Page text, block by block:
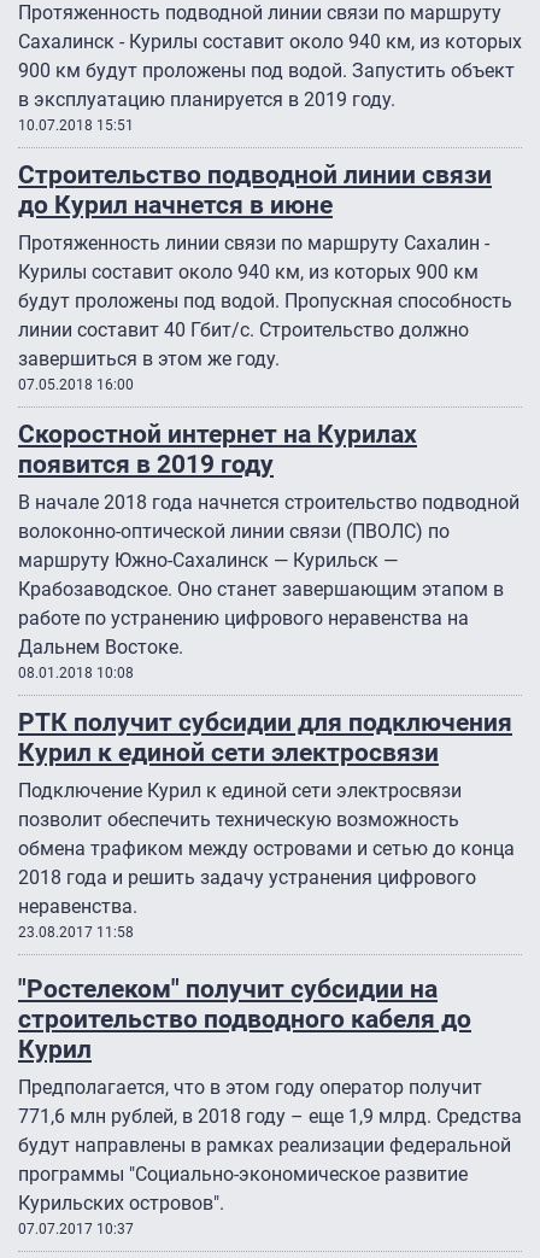
Протяженность подводной линии связи по маршруту
Сахалинск - Курилы составит около 940 км, из которых
900 км будут проложены под водой. Запустить объект
в эксплуатацию планируется в 2019 году.
10.07.2018 15:51
Строительство подводной линии связи
до Курил начнется в июне
Протяженность линии связи по маршруту Сахалин -
Курилы составит около 940 км, из которых 900 км
будут проложены под водой. Пропускная способность
линии составит 40 Гбит/с. Строительство должно
завершиться в этом же году.
07.05.2018 16:00
Скоростной интернет на Курилах
появится в 2019 году
В начале 2018 года начнется строительство подводной
волоконно-оптической линии связи (ПВОЛС) по
маршруту Южно-Сахалинск — Курильск —
Крабозаводское. Оно станет завершающим этапом в
работе по устранению цифрового неравенства на
Дальнем Востоке.
08.01.2018 10:08
РТК получит субсидии для подключения
Курил к единой сети электросвязи
Подключение Курил к единой сети электросвязи
позволит обеспечить техническую возможность
обмена трафиком между островами и сетью до конца
2018 года и решить задачу устранения цифрового
неравенства.
23.08.2017 11:58
"Ростелеком" получит субсидии на
строительство подводного кабеля до
Курил
Предполагается, что в этом году оператор получит
771,6 млн рублей, в 2018 году – еще 1,9 млрд. Средства
будут направлены в рамках реализации федеральной
программы "Социально-экономическое развитие
Курильских островов".
07.07.2017 10:37